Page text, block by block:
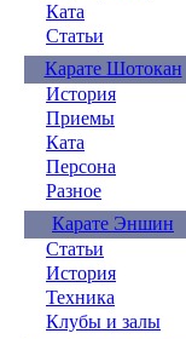
Ката
Статьи
Карате Шотокан
История
Приемы
Ката
Персона
Разное
Карате Эншин
Статьи
История
Техника
Клубы и залы